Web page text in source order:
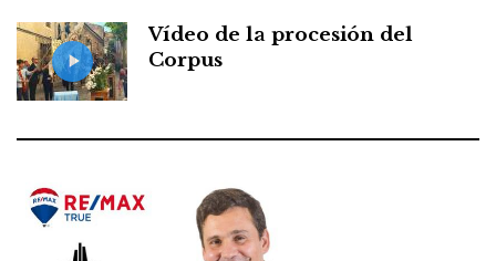
Vídeo de la procesión del
Corpus